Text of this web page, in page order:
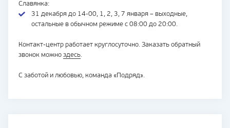
Славянка:
31 декабря до 14-00, 1, 2, 3, 7 января – выходные,
остальные в обычном режиме с 08:00 до 20:00.
Контакт-центр работает круглосуточно. Заказать обратный
звонок можно здесь.
С заботой и любовью, команда «Подряд».